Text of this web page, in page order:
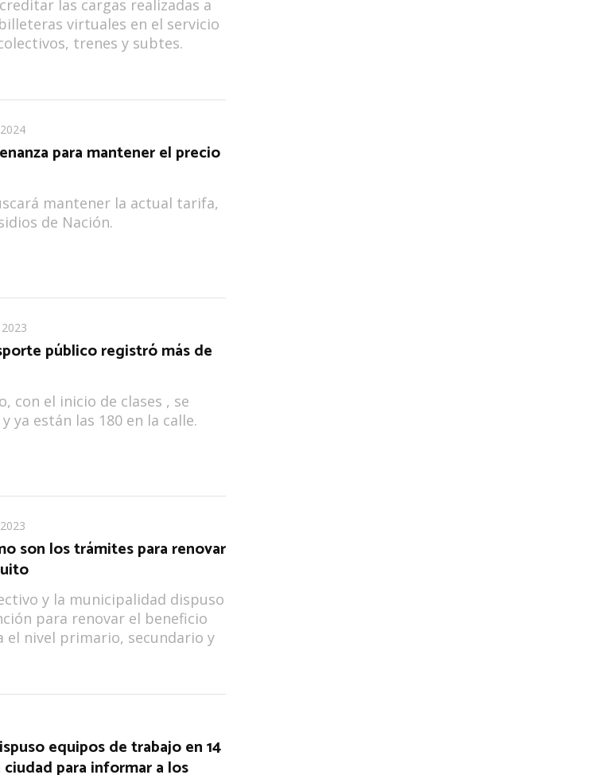
las cargas realizadas a
virtuales en el servicio
trenes y subtes.
para mantener el precio
mantener la actual tarifa,
de Nación.
público registró más de
con el inicio de clases , se
ya están las 180 en la calle.
son los trámites para renovar
y la municipalidad dispuso
para renovar el beneficio
nivel primario, secundario y
equipos de trabajo en 14
para informar a los